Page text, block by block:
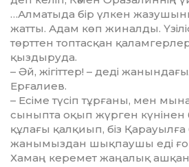
…Алматыда бір үлкен
жатты. Адам көп жиналды.
төрттен топтасқан қаламгерлер
қыздыруда.
– Әй, жігіттер! – деді
Ерғалиев.
– Есіме түсіп тұрғаны, мен
сыныпта оқып жүрген күнінен
құлағы қалқиып, біз
жанымыздан шық­пау­шы еді
Хамаң керемет жаңалық